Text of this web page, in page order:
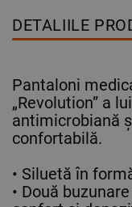
DETALIILE
Pantaloni
„Revolution” a
antimicrobiană
confortabilă.
• Siluetă în
• Două